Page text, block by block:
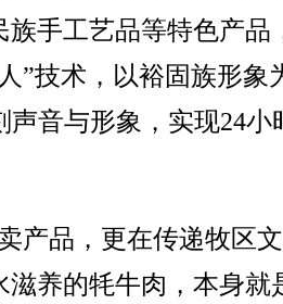
族手工艺品等特色产品
”技术，以裕固族形象
声音与形象，实现24小
品，更在传递牧区
滋养的牦牛肉，本身就